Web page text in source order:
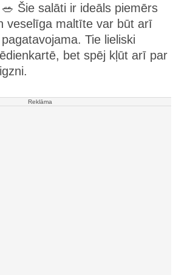
Šie salāti ir ideāls piemērs
veselīga maltīte var būt arī
Tie lieliski
bet spēj kļūt arī par
Reklāma